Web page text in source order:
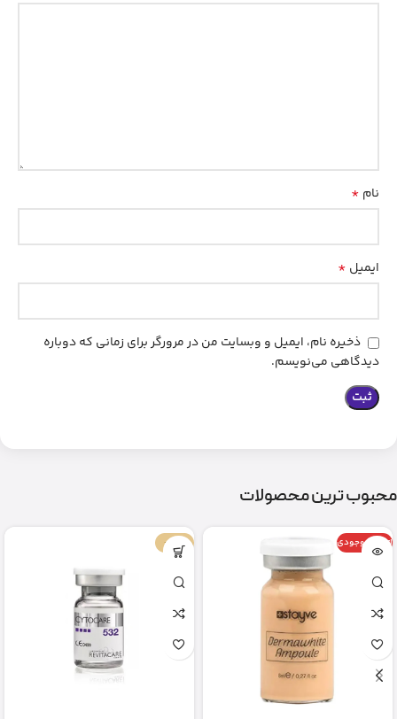
نام *
ایمیل *
ذخیره نام، ایمیل و وبسایت من در مرورگر برای زمانی که دوباره
دیدگاهی می‌نویسم.
محبوب ترین محصولات
اتمام موجودی -67%